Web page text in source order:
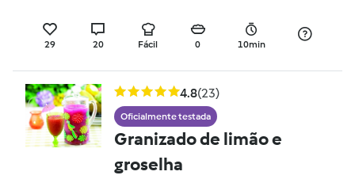
29 20 Fácil 0 10min
4.8(23)
Oficialmente testada
Granizado de limão e
groselha